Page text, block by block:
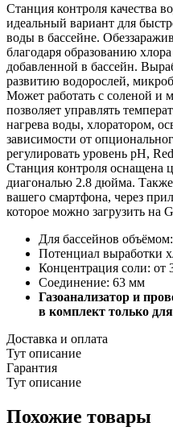
Станция контроля качества
идеальный вариант для
воды в бассейне.
благодаря образованию
добавленной в бассейн.
развитию водорослей,
Может работать с соленой и
позволяет управлять
нагрева воды, хлоратором,
зависимости от
регулировать уровень pH,
Станция контроля оснащена
диагональю 2.8 дюйма.
вашего смартфона, через
которое можно загрузить на
Для бассейнов
Потенциал выработки
Концентрация соли: от
Соединение: 63 мм
Газоанализатор и
в комплект только
Доставка и оплата
Тут описание
Гарантия
Тут описание
Похожие товары